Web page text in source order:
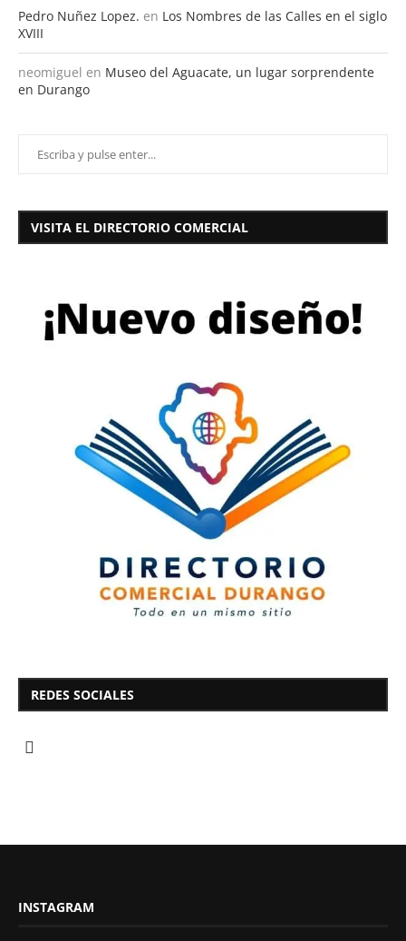
Pedro Nuñez Lopez. en Los Nombres de las Calles en el siglo
XVIII
neomiguel en Museo del Aguacate, un lugar sorprendente
en Durango
VISITA EL DIRECTORIO COMERCIAL
REDES SOCIALES
INSTAGRAM